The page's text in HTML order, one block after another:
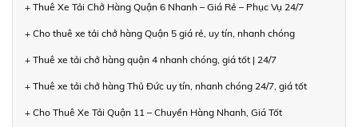
+ Thuê Xe Tải Chở Hàng Quận 6 Nhanh – Giá Rẻ – Phục Vụ 24/7
+ Cho thuê xe tải chở hàng Quận 5 giá rẻ, uy tín, nhanh chóng
+ Thuê xe tải chở hàng quận 4 nhanh chóng, giá tốt | 24/7
+ Thuê xe tải chở hàng Thủ Đức uy tín, nhanh chóng 24/7, giá tốt
+ Cho Thuê Xe Tải Quận 11 – Chuyển Hàng Nhanh, Giá Tốt